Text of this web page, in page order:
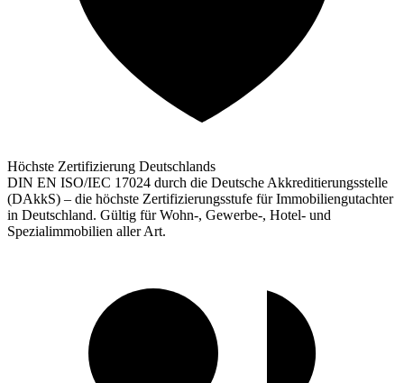
Höchste Zertifizierung Deutschlands
DIN EN ISO/IEC 17024 durch die Deutsche Akkreditierungsstelle
(DAkkS) – die höchste Zertifizierungsstufe für Immobiliengutachter
in Deutschland. Gültig für Wohn-, Gewerbe-, Hotel- und
Spezialimmobilien aller Art.